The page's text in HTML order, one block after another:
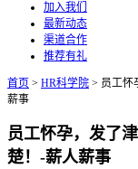
加入我们
最新动态
渠道合作
推荐有礼
首页 > HR科学院 > 员工怀
薪事
员工怀孕，发了
楚！-薪人薪事